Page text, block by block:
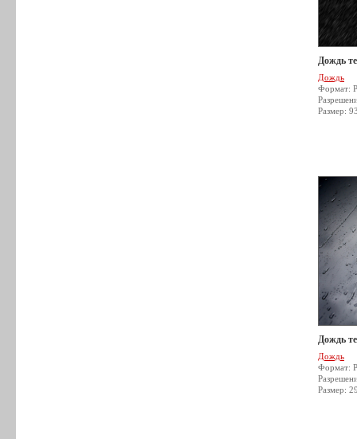
Дождь
Дождь
Формат:
Размер:
Дождь
Дождь
Формат:
Размер: